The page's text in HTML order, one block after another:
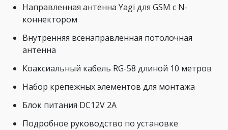
Направленная антенна Yagi для GSM с N-
коннектором
Внутренняя всенаправленная потолочная
антенна
Коаксиальный кабель RG-58 длиной 10 метров
Набор крепежных элементов для монтажа
Блок питания DC12V 2A
Подробное руководство по установке